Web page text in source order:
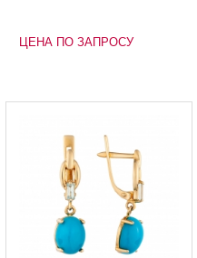
ЦЕНА ПО ЗАПРОСУ